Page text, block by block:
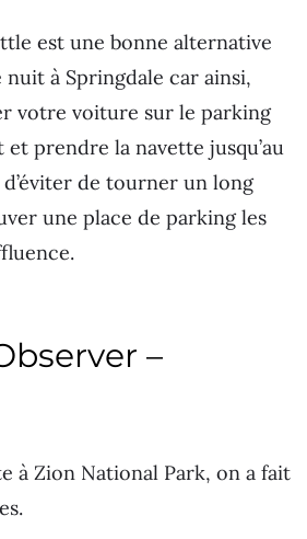
est une bonne alternative
nuit à Springdale car ainsi,
votre voiture sur le parking
prendre la navette jusqu’au
de tourner un long
une place de parking les
–
à Zion National Park, on a fait